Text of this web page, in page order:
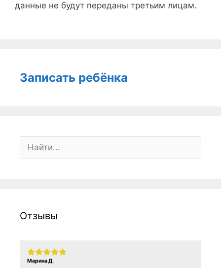
данные не будут переданы третьим лицам.
Записать ребёнка
Отзывы
Марина Д.